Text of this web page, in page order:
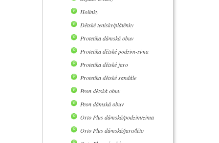
Holínky
Dětské tenisky/plátěnky
Protetika dámská obuv
Protetika dětské podzim-zima
Protetika dětské jaro
Protetika dětské sandále
Peon dětská obuv
Peon dámská obuv
Orto Plus dámská/podzim/zima
Orto Plus dámská/jaro/léto